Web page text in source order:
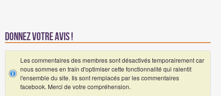
Donnez votre avis !
Les commentaires des membres sont désactivés temporairement car
nous sommes en train d'optimiser cette fonctionnalité qui ralentit
l'ensemble du site. Ils sont remplacés par les commentaires
facebook. Merci de votre compréhension.